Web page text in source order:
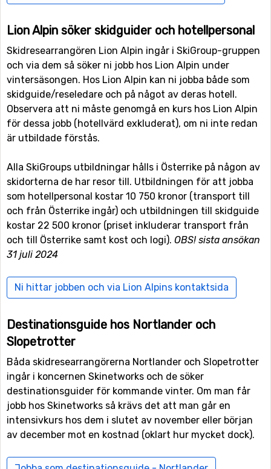
Lion Alpin söker skidguider och hotellpersonal
Skidresearrangören Lion Alpin ingår i SkiGroup-gruppen
och via dem så söker ni jobb hos Lion Alpin under
vintersäsongen. Hos Lion Alpin kan ni jobba både som
skidguide/reseledare och på något av deras hotell.
Observera att ni måste genomgå en kurs hos Lion Alpin
för dessa jobb (hotellvärd exkluderat), om ni inte redan
är utbildade förstås.
Alla SkiGroups utbildningar hålls i Österrike på någon av
skidorterna de har resor till. Utbildningen för att jobba
som hotellpersonal kostar 10 750 kronor (transport till
och från Österrike ingår) och utbildningen till skidguide
kostar 22 500 kronor (priset inkluderar transport från
och till Österrike samt kost och logi). OBS! sista ansökan
31 juli 2024
Ni hittar jobben och via Lion Alpins kontaktsida
Destinationsguide hos Nortlander och
Slopetrotter
Båda skidresearrangörerna Nortlander och Slopetrotter
ingår i koncernen Skinetworks och de söker
destinationsguider för kommande vinter. Om man får
jobb hos Skinetworks så krävs det att man går en
intensivkurs hos dem i slutet av november eller början
av december mot en kostnad (oklart hur mycket dock).